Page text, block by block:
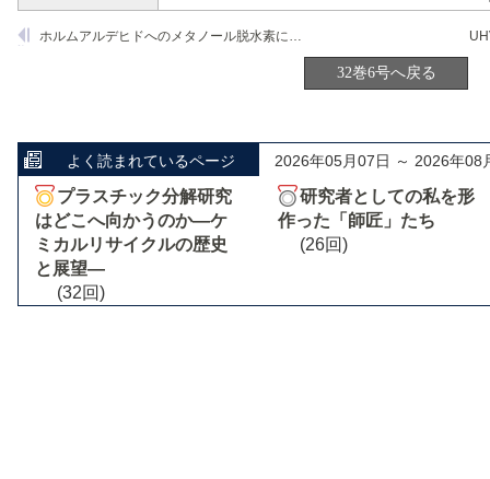
ホルムアルデヒドへのメタノール脱水素に触媒活性を有する結晶性ボロシリケートの調製
32巻6号へ戻る
よく読まれているページ 2026年05月07日 ～ 2026年08
プラスチック分解研究
はどこへ向かうのか―ケ
ミカルリサイクルの歴史
と展望―
(32回)
研究者としての私を形
作った「師匠」たち
(26回)